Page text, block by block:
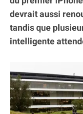
devrait aussi
tandis que
intelligente